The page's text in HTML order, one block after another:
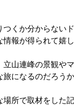
つくか分からない
報が得られて嬉し
山連峰の景観や
になるのだろうか
所で取材をした